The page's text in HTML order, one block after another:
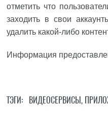
отметить что
заходить в свои
удалить какой-либо
Информация
ТЭГИ: ВИДЕОСЕРВИСЫ,